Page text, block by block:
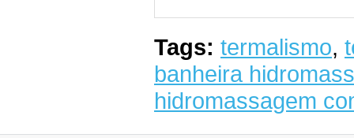
Tags: termalismo,
banheira
hidromassagem